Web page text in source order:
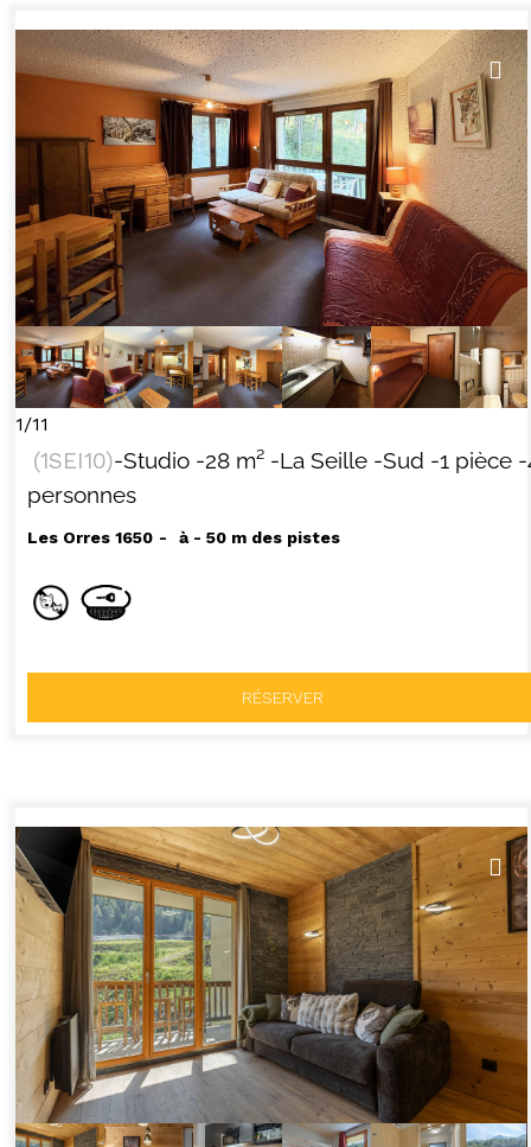
1/11
(1SEI10)-Studio -28 m² -La Seille -Sud -1 pièce -
personnes
Les Orres 1650 à - 50 m des pistes
RÉSERVER